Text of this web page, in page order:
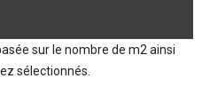
sur le nombre de m2 ainsi
sélectionnés.